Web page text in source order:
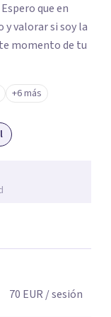
que en
y valorar si soy la
momento de tu
+6 más
70 EUR / sesión